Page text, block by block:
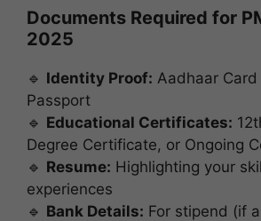
Documents Required for
2025
🔹 Identity Proof: Aadhaar
Passport
🔹 Educational Certificates:
Degree Certificate, or Ongoing
🔹 Resume: Highlighting your
experiences
🔹 Bank Details: For stipend (if